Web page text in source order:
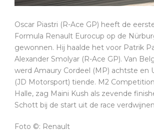
Oscar Piastri (R-Ace GP) heeft de
Formula Renault Eurocup op de
gewonnen. Hij haalde het voor Patrik
Alexander Smolyar (R-Ace GP). Van
werd Amaury Cordeel (MP) achtste en
(JD Motorsport) tiende. M2
Halle, zag Maini Kush als zevende
Schott bij de start uit de race
Foto ©: Renault